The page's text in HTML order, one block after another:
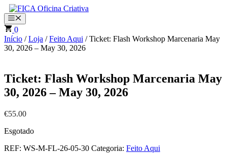
Saltar
para
o
conteúdo
Menu
0
Início /Loja /Feito Aqui / Ticket: Flash Workshop Marcenaria May
30, 2026 – May 30, 2026
Ticket: Flash Workshop Marcenaria May
30, 2026 – May 30, 2026
€55.00
Esgotado
REF: WS-M-FL-26-05-30 Categoria: Feito Aqui